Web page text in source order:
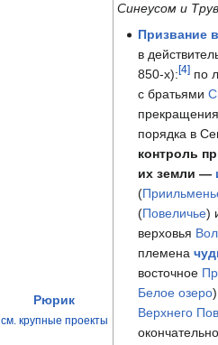
Рюрик
см. крупные проекты
Синеусом и
Призвание
в
850-х):[4]по
с братьями
порядка в
контроль
их земли —
(
(Повеличье)
верховья
племена
восточное
Белое озеро
Верхнего